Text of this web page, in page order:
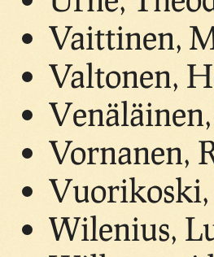
Vaittinen,
Valtonen,
Vornanen,
Wilenius,